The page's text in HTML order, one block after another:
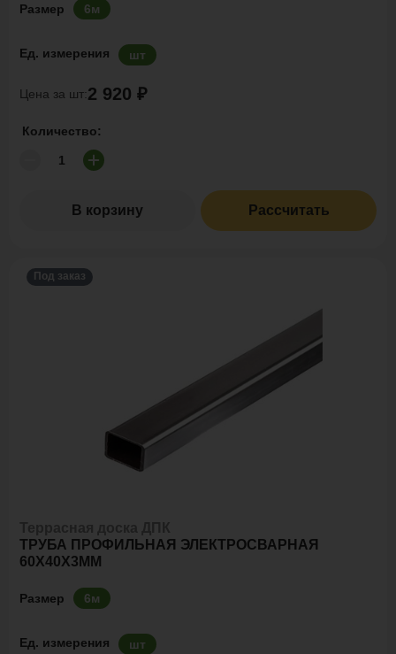
Размер 6м
Ед. измерения шт
Цена за шт:2 920 ₽
Количество:
В корзину Рассчитать
Под заказ
ТРУБА ПРОФИЛЬНАЯ ЭЛЕКТРОСВАРНАЯ
60Х40Х3ММ
Размер 6м
Ед. измерения шт